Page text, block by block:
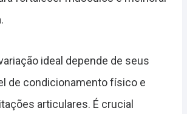
ideal depende de seus
de condicionamento físico e
articulares. É crucial